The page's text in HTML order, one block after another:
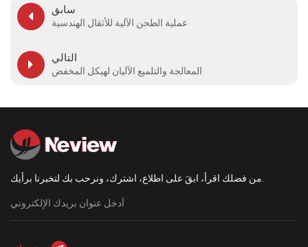
سابق
عملية الطحن الآلية للأثقال الهندسية
التالي
المعالجة والتلميع الآليان لهيكل المخفض
من فضلك اقرأ، ابقَ على اطلاع، اشترك، ونرحب بك لتخبرنا برأيك.